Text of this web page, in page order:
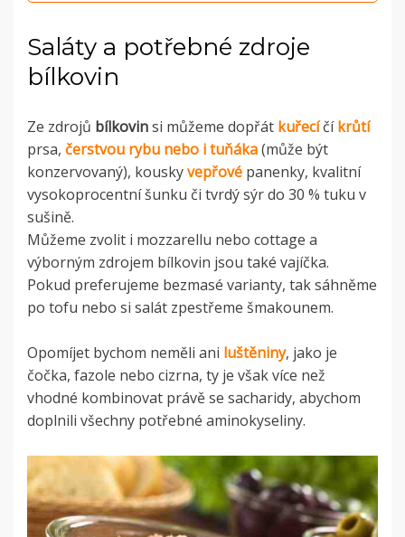
Saláty a potřebné zdroje
bílkovin
Ze zdrojů bílkovinsi můžeme dopřát kuřecí číkrůtí
prsa, čerstvou rybu nebo i tuňáka(může být
konzervovaný), kouskyvepřové panenky, kvalitní
vysokoprocentní šunku či tvrdý sýr do 30 % tuku v
sušině.
Můžeme zvolit i mozzarellu nebo cottage a
výborným zdrojem bílkovin jsou také vajíčka.
Pokud preferujeme bezmasé varianty, tak sáhněme
po tofu nebo si salát zpestřeme šmakounem.
Opomíjet bychom neměli ani luštěniny, jako je
čočka, fazole nebo cizrna, ty je však více než
vhodné kombinovat právě se sacharidy, abychom
doplnili všechny potřebné aminokyseliny.